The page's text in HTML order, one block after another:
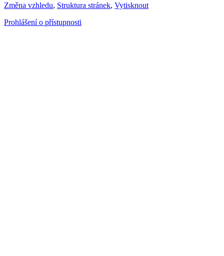
Změna vzhledu, Struktura stránek, Vytisknout
Prohlášení o přístupnosti